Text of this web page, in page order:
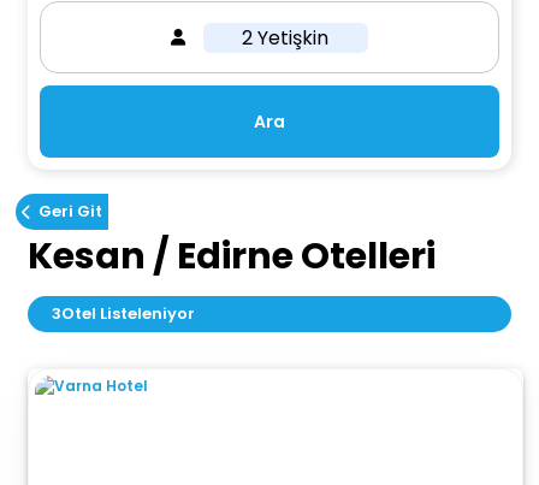
2 Yetişkin
Ara
Geri Git
Kesan / Edirne Otelleri
3Otel Listeleniyor